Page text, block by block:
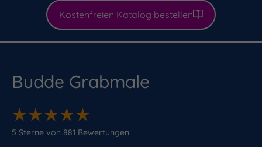
Kostenfreien Katalog bestellen
Budde Grabmale
★★★★★
★★★★★
5 Sterne von 881 Bewertungen